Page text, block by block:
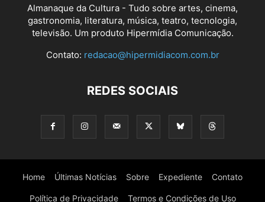
Almanaque da Cultura - Tudo sobre artes, cinema,
gastronomia, literatura, música, teatro, tecnologia,
televisão. Um produto Hipermídia Comunicação.
Contato: redacao@hipermidiacom.com.br
REDES SOCIAIS
Home Últimas Notícias Sobre Expediente Contato
Política de Privacidade Termos e Condições de Uso